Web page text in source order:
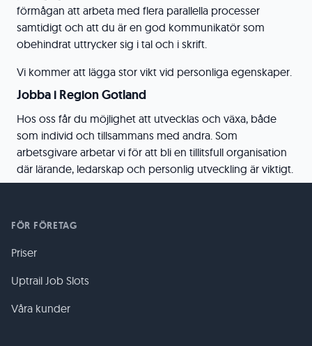
förmågan att arbeta med flera parallella processer
samtidigt och att du är en god kommunikatör som
obehindrat uttrycker sig i tal och i skrift.
Vi kommer att lägga stor vikt vid personliga egenskaper.
Jobba i Region Gotland
Hos oss får du möjlighet att utvecklas och växa, både
som individ och tillsammans med andra. Som
arbetsgivare arbetar vi för att bli en tillitsfull organisation
där lärande, ledarskap och personlig utveckling är viktigt.
FÖR FÖRETAG
Priser
Uptrail Job Slots
Våra kunder